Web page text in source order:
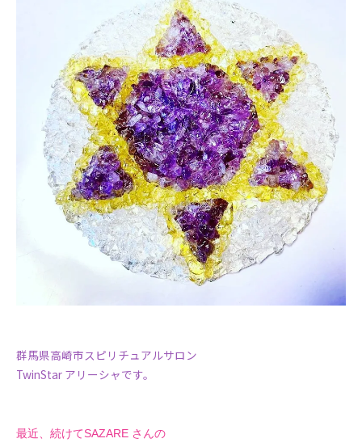
群馬県高崎市スピリチュアルサロン
TwinStar アリーシャです。
最近、続けてSAZARE さんの